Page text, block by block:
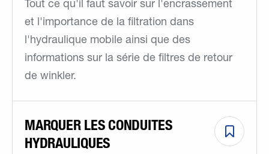
Tout ce qu'il faut savoir sur l'encrassement
et l'importance de la filtration dans
l'hydraulique mobile ainsi que des
informations sur la série de filtres de retour
de winkler.
MARQUER LES CONDUITES
HYDRAULIQUES